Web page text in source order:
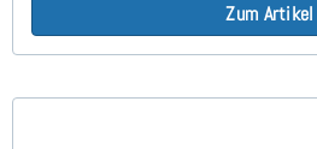
Zum Artikel